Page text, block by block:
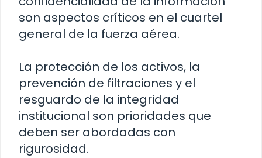
son aspectos críticos en el cuartel
general de la fuerza aérea.
La protección de los activos, la
prevención de filtraciones y el
resguardo de la integridad
institucional son prioridades que
deben ser abordadas con
rigurosidad.